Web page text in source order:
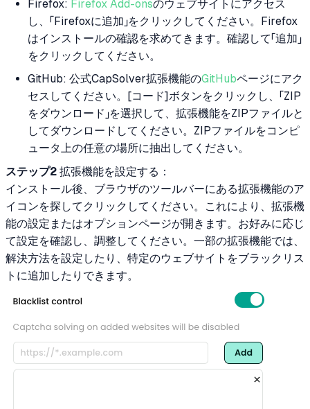
Firefox: Firefox Add-onsのウェブサイトにアクセス
し、「Firefoxに追加」をクリックしてください。Firefox
はインストールの確認を求めてきます。確認して「追加」
をクリックしてください。
GitHub: 公式CapSolver拡張機能のGitHubページにアク
セスしてください。[コード]ボタンをクリックし、「ZIP
をダウンロード」を選択して、拡張機能をZIPファイルと
してダウンロードしてください。ZIPファイルをコンピ
ュータ上の任意の場所に抽出してください。
ステップ2 拡張機能を設定する：
インストール後、ブラウザのツールバーにある拡張機能のア
イコンを探してクリックしてください。これにより、拡張機
能の設定またはオプションページが開きます。お好みに応じ
て設定を確認し、調整してください。一部の拡張機能では、
解決方法を設定したり、特定のウェブサイトをブラックリス
トに追加したりできます。